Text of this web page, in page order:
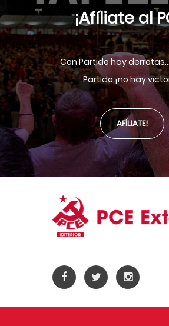
¡Afíliate al
Con Partido hay
Partido ¡no hay
AFÍLIATE!